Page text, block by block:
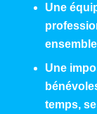
Une
Une
temps,